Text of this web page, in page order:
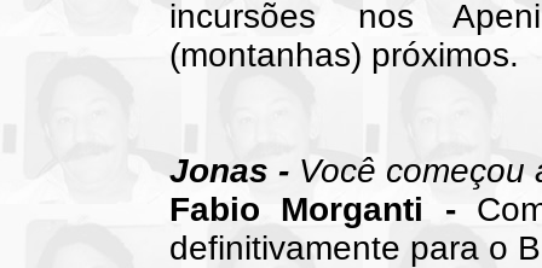
incursões nos
(montanhas) próximos.
Jonas - Você começou
Fabio Morganti -
definitivamente para o